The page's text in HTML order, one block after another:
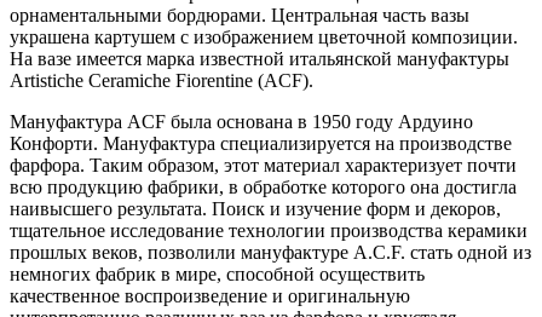
орнаментальными бордюрами. Центральная часть вазы
украшена картушем с изображением цветочной композиции.
На вазе имеется марка известной итальянской мануфактуры
Artistiche Ceramiche Fiorentine (ACF).
Мануфактура ACF была основана в 1950 году Ардуино
Конфорти. Мануфактура специализируется на производстве
фарфора. Таким образом, этот материал характеризует почти
всю продукцию фабрики, в обработке которого она достигла
наивысшего результата. Поиск и изучение форм и декоров,
тщательное исследование технологии производства керамики
прошлых веков, позволили мануфактуре A.C.F. стать одной из
немногих фабрик в мире, способной осуществить
качественное воспроизведение и оригинальную